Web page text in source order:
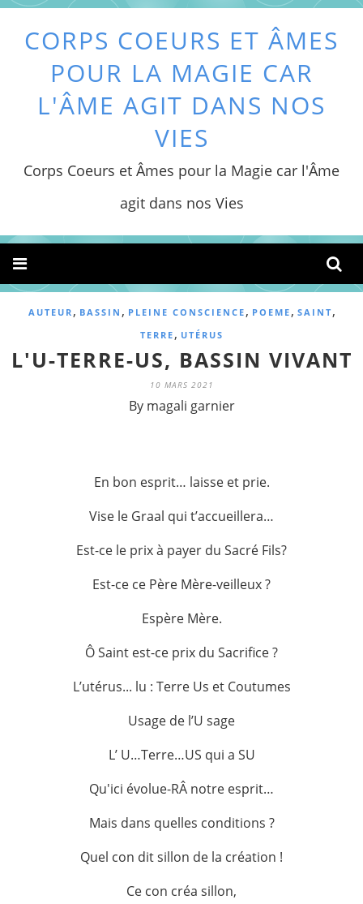
CORPS COEURS ET ÂMES
POUR LA MAGIE CAR
L'ÂME AGIT DANS NOS
VIES
Corps Coeurs et Âmes pour la Magie car l'Âme
agit dans nos Vies
AUTEUR , BASSIN , PLEINE CONSCIENCE , POEME , SAINT,
TERRE , UTÉRUS
L'U-TERRE-US, BASSIN VIVANT
10 MARS 2021
By magali garnier
En bon esprit… laisse et prie.
Vise le Graal qui t’accueillera…
Est-ce le prix à payer du Sacré Fils?
Est-ce ce Père Mère-veilleux ?
Espère Mère.
Ô Saint est-ce prix du Sacrifice ?
L’utérus... lu : Terre Us et Coutumes
Usage de l’U sage
L’ U…Terre…US qui a SU
Qu'ici évolue-RÂ notre esprit…
Mais dans quelles conditions ?
Quel con dit sillon de la création !
Ce con créa sillon,